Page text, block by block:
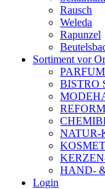
Rausch
Weleda
Rapunzel
Sortiment vor
BISTRO
NATUR-
HAND-
Login